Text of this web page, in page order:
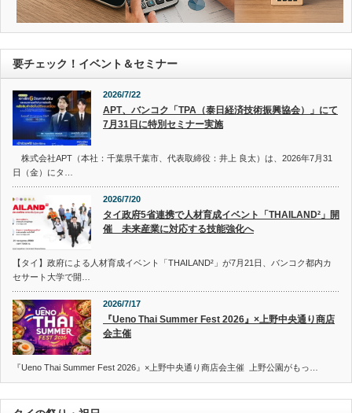
要チェック！イベント＆セミナー
2026/7/22
APT、バンコク「TPA（泰日経済技術振興協会）」にて
7月31日に特別セミナー実施
株式会社APT（本社：千葉県千葉市、代表取締役：井上 良太）は、2026年7月31
日（金）にタ…
2026/7/20
タイ政府5省連携で人材育成イベント「THAILAND²」開
催 未来産業に対応する技能強化へ
【タイ】政府による人材育成イベント「THAILAND²」が7月21日、バンコク都内カ
セサート大学で開…
2026/7/17
『Ueno Thai Summer Fest 2026』×上野中央通り商店
会主催
『Ueno Thai Summer Fest 2026』×上野中央通り商店会主催 上野公園がもっ…